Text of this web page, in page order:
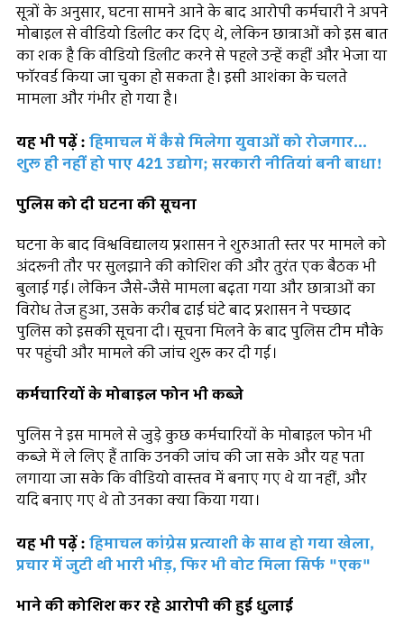
सूत्रों के अनुसार, घटना सामने आने के बाद आरोपी कर्मचारी ने अपने
मोबाइल से वीडियो डिलीट कर दिए थे, लेकिन छात्राओं को इस बात
का शक है कि वीडियो डिलीट करने से पहले उन्हें कहीं और भेजा या
फॉरवर्ड किया जा चुका हो सकता है। इसी आशंका के चलते
मामला और गंभीर हो गया है।
यह भी पढ़ें : हिमाचल में कैसे मिलेगा युवाओं को रोजगार...
शुरू ही नहीं हो पाए 421 उद्योग; सरकारी नीतियां बनी बाधा!
पुलिस को दी घटना की सूचना
घटना के बाद विश्वविद्यालय प्रशासन ने शुरुआती स्तर पर मामले को
अंदरूनी तौर पर सुलझाने की कोशिश की और तुरंत एक बैठक भी
बुलाई गई। लेकिन जैसे-जैसे मामला बढ़ता गया और छात्राओं का
विरोध तेज हुआ, उसके करीब ढाई घंटे बाद प्रशासन ने पच्छाद
पुलिस को इसकी सूचना दी। सूचना मिलने के बाद पुलिस टीम मौके
पर पहुंची और मामले की जांच शुरू कर दी गई।
कर्मचारियों के मोबाइल फोन भी कब्जे
पुलिस ने इस मामले से जुड़े कुछ कर्मचारियों के मोबाइल फोन भी
कब्जे में ले लिए हैं ताकि उनकी जांच की जा सके और यह पता
लगाया जा सके कि वीडियो वास्तव में बनाए गए थे या नहीं, और
यदि बनाए गए थे तो उनका क्या किया गया।
यह भी पढ़ें : हिमाचल कांग्रेस प्रत्याशी के साथ हो गया खेला,
प्रचार में जुटी थी भारी भीड़, फिर भी वोट मिला सिर्फ "एक"
भाने की कोशिश कर रहे आरोपी की हुई धुलाई